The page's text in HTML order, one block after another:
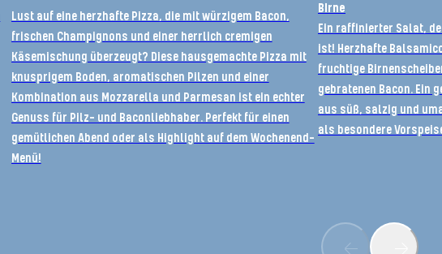
Lust auf eine herzhafte Pizza, die mit würzigem Bacon,
frischen Champignons und einer herrlich cremigen
Käsemischung überzeugt? Diese hausgemachte Pizza mit
knusprigem Boden, aromatischen Pilzen und einer
Kombination aus Mozzarella und Parmesan ist ein echter
Genuss für Pilz- und Baconliebhaber. Perfekt für einen
gemütlichen Abend oder als Highlight auf dem Wochenend-
Menü!
Birne
Ein raffinierter Salat,
ist! Herzhafte
fruchtige
gebratenen Bacon. Ein
aus süß, salzig und
als besondere